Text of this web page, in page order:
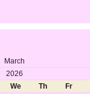
March
2026
We Th Fr